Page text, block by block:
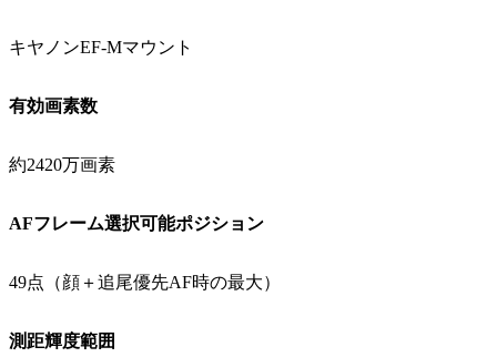
キヤノンEF-Mマウント
有効画素数
約2420万画素
AFフレーム選択可能ポジション
49点（顔＋追尾優先AF時の最大）
測距輝度範囲